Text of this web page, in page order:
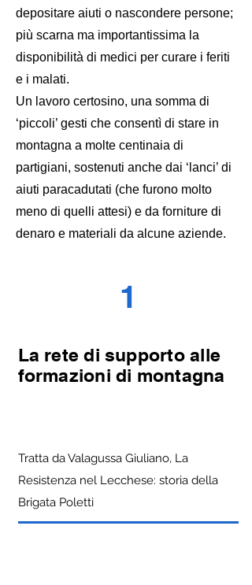
depositare aiuti o nascondere persone;
più scarna ma importantissima la
disponibilità di medici per curare i feriti
e i malati.
Un lavoro certosino, una somma di
‘piccoli’ gesti che consentì di stare in
montagna a molte centinaia di
partigiani, sostenuti anche dai ‘lanci’ di
aiuti paracadutati (che furono molto
meno di quelli attesi) e da forniture di
denaro e materiali da alcune aziende.
1
La rete di supporto alle
formazioni di montagna
Tratta da Valagussa Giuliano, La
Resistenza nel Lecchese: storia della
Brigata Poletti